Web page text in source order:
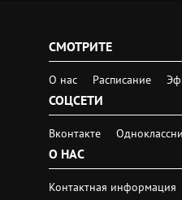
СМОТРИТЕ
О нас Расписание
СОЦСЕТИ
Вконтакте
О НАС
Контактная информация